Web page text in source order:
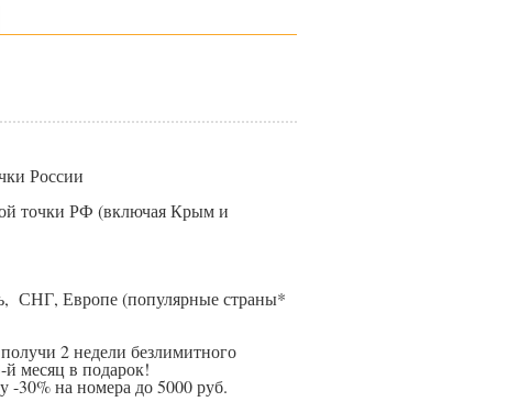
России
точки РФ (включая Крым и
СНГ, Европе (популярные страны*
2 недели безлимитного
месяц в подарок!
30% на номера до 5000 руб.